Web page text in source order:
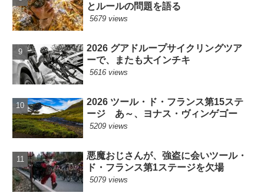
とルールの問題を語る
5679 views
2026 グアドループサイクリングツア
ーで、またも大インチキ
5616 views
2026 ツール・ド・フランス第15ステ
ージ あ～、ヨナス・ヴィンゲゴー
5209 views
悪魔おじさんが、強盗に会いツール・
ド・フランス第1ステージを欠場
5079 views